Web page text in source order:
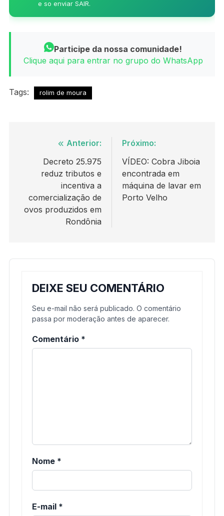
e so enviar SAIR.
Participe da nossa comunidade!
Clique aqui para entrar no grupo do WhatsApp
Tags: rolim de moura
Navegação
Post
Anterior:
Decreto 25.975
reduz tributos e
incentiva a
comercialização de
ovos produzidos em
Rondônia
Próximo:
VÍDEO: Cobra Jiboia
encontrada em
máquina de lavar em
Porto Velho
DEIXE SEU COMENTÁRIO
Seu e-mail não será publicado. O comentário
passa por moderação antes de aparecer.
Comentário *
Nome *
E-mail *